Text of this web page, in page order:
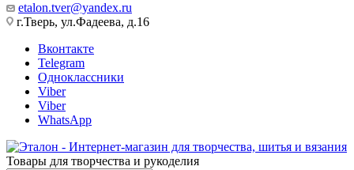
etalon.tver@yandex.ru
г.Тверь, ул.Фадеева, д.16
Вконтакте
Telegram
Одноклассники
Viber
Viber
WhatsApp
Товары для творчества и рукоделия